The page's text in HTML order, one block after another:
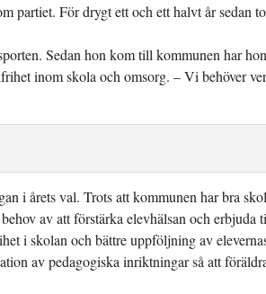
partiet. För drygt ett och ett halvt år sedan
Sedan hon kom till kommunen har
inom skola och omsorg. – Vi behöver
i årets val. Trots att kommunen har bra
av att förstärka elevhälsan och erbjuda
i skolan och bättre uppföljning av
av pedagogiska inriktningar så att